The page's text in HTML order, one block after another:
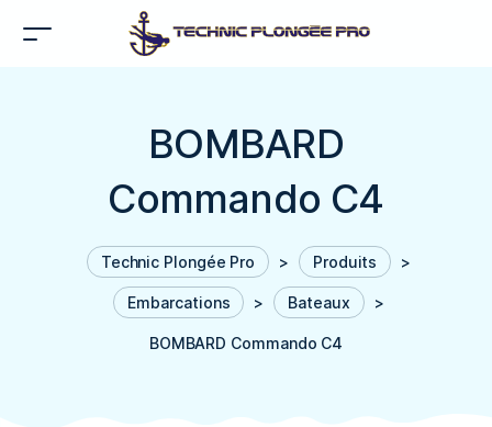
BOMBARD
Commando C4
Technic Plongée Pro > Produits >
Embarcations > Bateaux >
BOMBARD Commando C4